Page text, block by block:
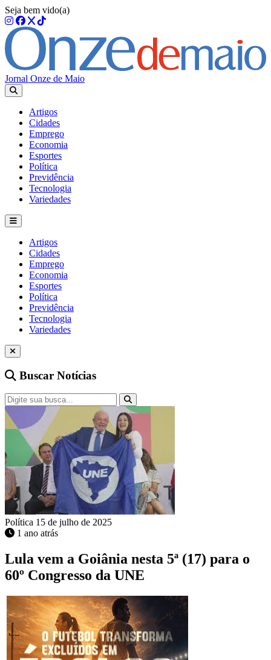
Seja bem vido(a)
Jornal Onze de Maio
Artigos
Cidades
Emprego
Economia
Esportes
Política
Previdência
Tecnologia
Variedades
Artigos
Cidades
Emprego
Economia
Esportes
Política
Previdência
Tecnologia
Variedades
Buscar Notícias
Política 15 de julho de 2025
1 ano atrás
Lula vem a Goiânia nesta 5ª (17) para o
60º Congresso da UNE